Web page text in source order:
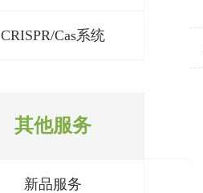
CRISPR/Cas系统
其他服务
新品服务